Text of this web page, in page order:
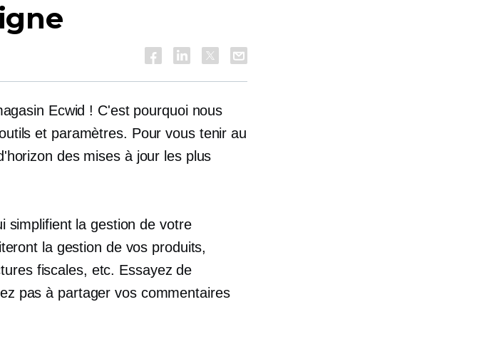
Ecwid ! C'est pourquoi nous
et paramètres. Pour vous tenir au
des mises à jour les plus
simplifient la gestion de votre
la gestion de vos produits,
fiscales, etc. Essayez de
pas à partager vos commentaires